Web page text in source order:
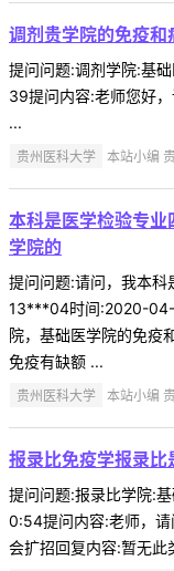
调剂贵学院的免疫和
提问问题:调剂学院:基
39提问内容:老师您好
...
贵州医科大学 本站小编
本科是医学检验专
学院的
提问问题:请问，我本科
13***04时间:2020-04-
院，基础医学院的免疫
免疫有缺额 ...
贵州医科大学 本站小编
报录比免疫学报录
提问问题:报录比学院:
0:54提问内容:老师，
会扩招回复内容:暂无此